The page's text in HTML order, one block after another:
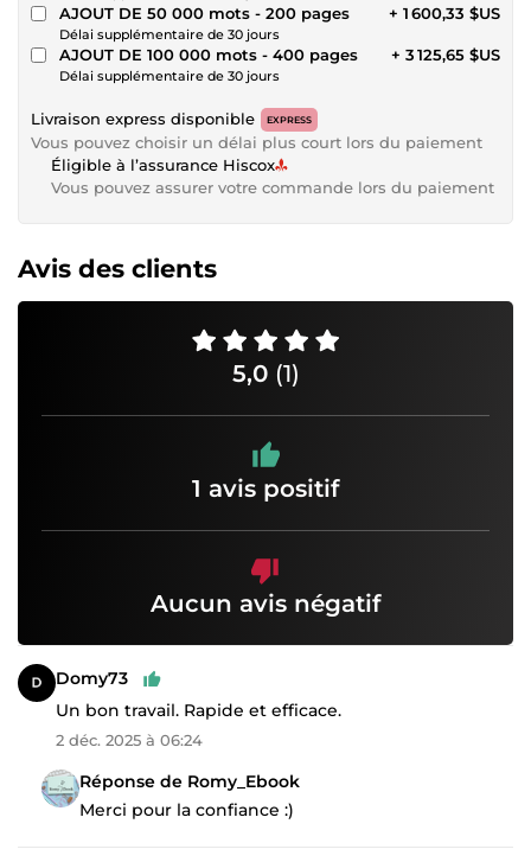
AJOUT DE 50 000 mots - 200 pages
Délai supplémentaire de 30 jours
+ 1 600,33 $US
AJOUT DE 100 000 mots - 400 pages
Délai supplémentaire de 30 jours
+ 3 125,65 $US
Livraison express disponible EXPRESS
Vous pouvez choisir un délai plus court lors du paiement
Éligible à l’assurance Hiscox
Vous pouvez assurer votre commande lors du paiement
Avis des clients
5,0 (1)
1 avis positif
Aucun avis négatif
Domy73
Un bon travail. Rapide et efficace.
2 déc. 2025 à 06:24
Réponse de Romy_Ebook
Merci pour la confiance :)